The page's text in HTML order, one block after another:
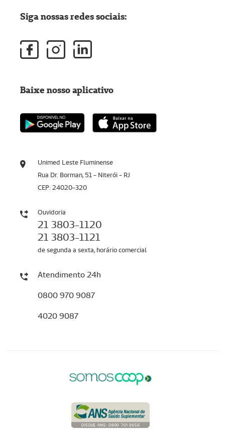
Unimed Leste Fluminense
Rua Dr. Borman, 51 - Niterói - RJ
CEP: 24020-320
Ouvidoria
21 3803-1120
21 3803-1121
de segunda a sexta, horário comercial
Atendimento 24h
0800 970 9087
4020 9087
Siga nossas redes sociais:
Baixe nosso aplicativo